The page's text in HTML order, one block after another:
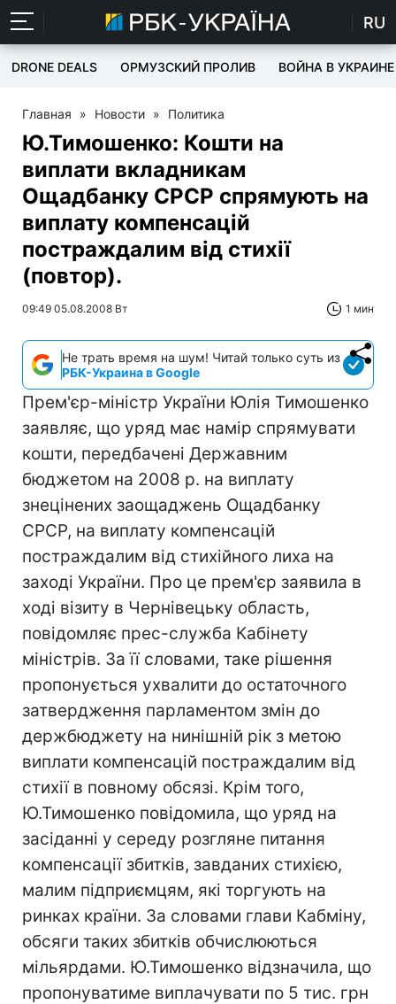
RU
DRONE DEALS ОРМУЗСКИЙ ПРОЛИВ ВОЙНА В УКРАИНЕ
Главная » Новости » Политика
Ю.Тимошенко: Кошти на
виплати вкладникам
Ощадбанку СРСР спрямують на
виплату компенсацій
постраждалим від стихії
(повтор).
09:49 05.08.2008 Вт 1 мин
Не трать время на шум! Читай только суть из
РБК-Украина в Google
Прем'єр-міністр України Юлія Тимошенко
заявляє, що уряд має намір спрямувати
кошти, передбачені Державним
бюджетом на 2008 р. на виплату
знецінених заощаджень Ощадбанку
СРСР, на виплату компенсацій
постраждалим від стихійного лиха на
заході України. Про це прем'єр заявила в
ході візиту в Чернівецьку область,
повідомляє прес-служба Кабінету
міністрів. За її словами, таке рішення
пропонується ухвалити до остаточного
затвердження парламентом змін до
держбюджету на нинішній рік з метою
виплати компенсацій постраждалим від
стихії в повному обсязі. Крім того,
Ю.Тимошенко повідомила, що уряд на
засіданні у середу розгляне питання
компенсації збитків, завданих стихією,
малим підприємцям, які торгують на
ринках країни. За словами глави Кабміну,
обсяги таких збитків обчислюються
мільярдами. Ю.Тимошенко відзначила, що
пропонуватиме виплачувати по 5 тис. грн